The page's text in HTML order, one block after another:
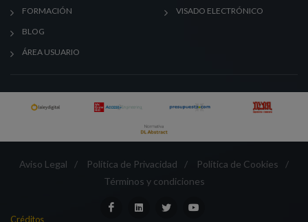
FORMACIÓN
BLOG
ÁREA USUARIO
VISADO ELECTRÓNICO
Aviso Legal / Política de Privacidad / Política de Cookies
/
Términos y condiciones
Créditos